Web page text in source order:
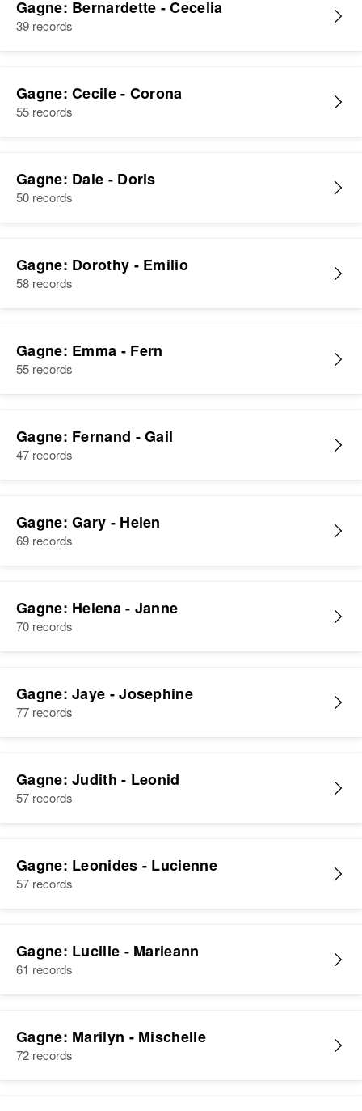
Gagne: Bernardette - Cecelia
39 records
Gagne: Cecile - Corona
55 records
Gagne: Dale - Doris
50 records
Gagne: Dorothy - Emilio
58 records
Gagne: Emma - Fern
55 records
Gagne: Fernand - Gail
47 records
Gagne: Gary - Helen
69 records
Gagne: Helena - Janne
70 records
Gagne: Jaye - Josephine
77 records
Gagne: Judith - Leonid
57 records
Gagne: Leonides - Lucienne
57 records
Gagne: Lucille - Marieann
61 records
Gagne: Marilyn - Mischelle
72 records